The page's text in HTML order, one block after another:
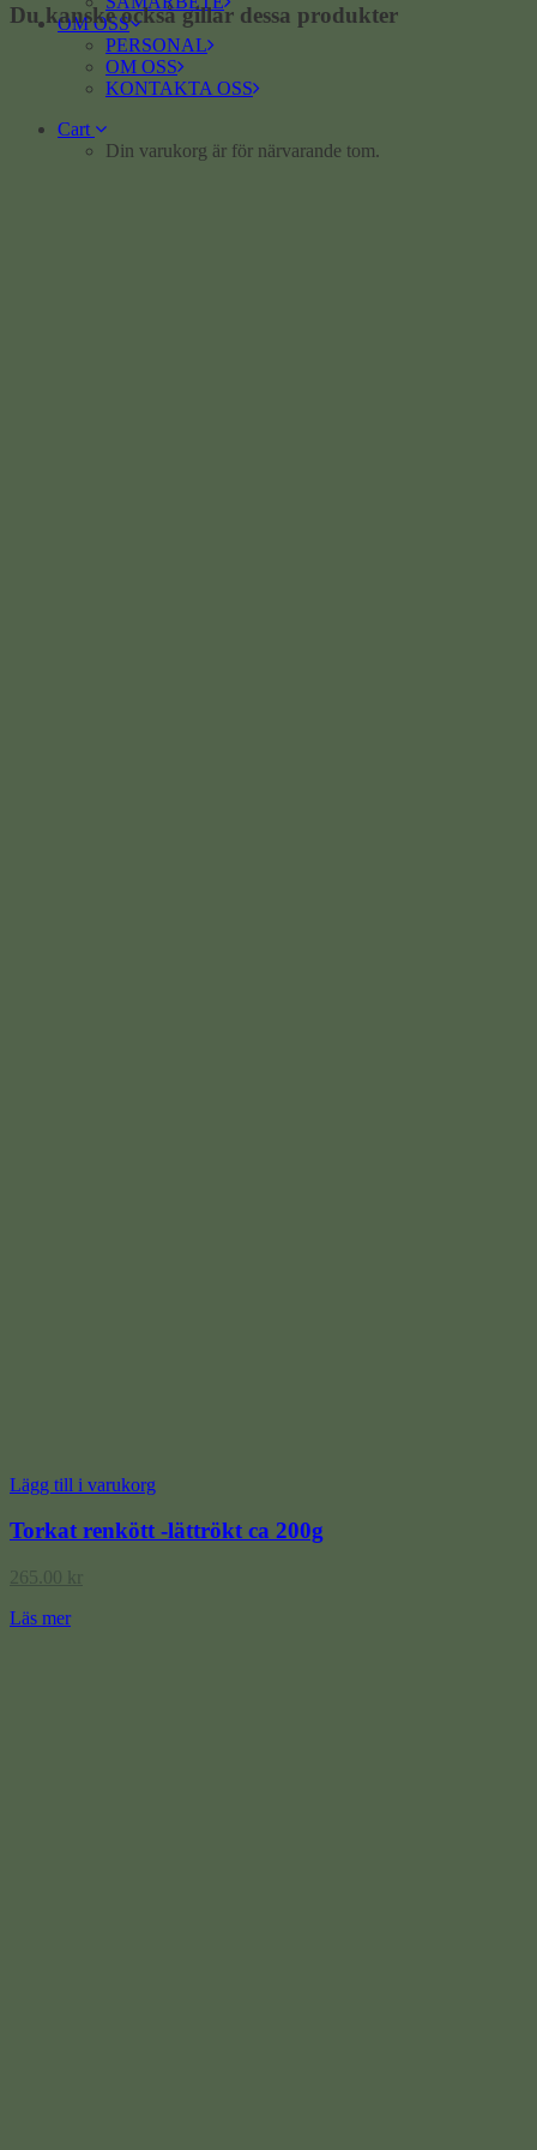
OM OSS
PERSONAL
OM OSS
KONTAKTA OSS
Cart
Din varukorg är för närvarande tom.
Du kanske också gillar dessa produkter
Lägg till i varukorg
Torkat renkött -lättrökt ca 200g
265.00 kr
Läs mer